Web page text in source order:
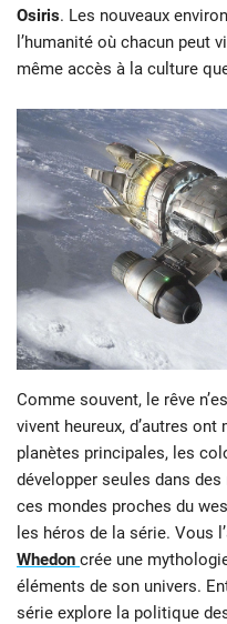
Osiris. Les nouveaux
l’humanité où chacun peut
même accès à la culture
Comme souvent, le rêve
vivent heureux, d’autres
planètes principales, les
développer seules dans
ces mondes proches du
les héros de la série. Vous
Whedon crée une
éléments de son univers.
série explore la politique